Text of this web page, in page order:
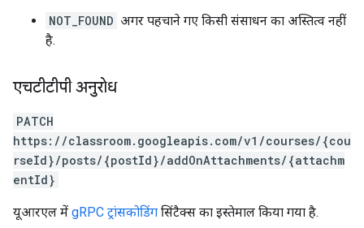
NOT_FOUND अगर पहचाने गए किसी संसाधन का अस्तित्व नहीं
है.
एचटीटीपी अनुरोध
PATCH
https://classroom.googleapis.com/v1/courses/{cou
rseId}/posts/{postId}/addOnAttachments/{attachm
entId}
यूआरएल में gRPC ट्रांसकोडिंग सिंटैक्स का इस्तेमाल किया गया है.